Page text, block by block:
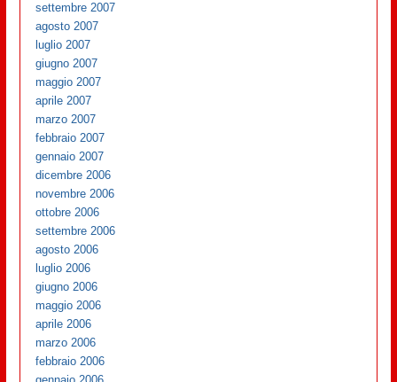
settembre 2007
agosto 2007
luglio 2007
giugno 2007
maggio 2007
aprile 2007
marzo 2007
febbraio 2007
gennaio 2007
dicembre 2006
novembre 2006
ottobre 2006
settembre 2006
agosto 2006
luglio 2006
giugno 2006
maggio 2006
aprile 2006
marzo 2006
febbraio 2006